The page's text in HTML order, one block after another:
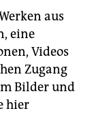
aus
eine
Videos
Zugang
Bilder und
hier